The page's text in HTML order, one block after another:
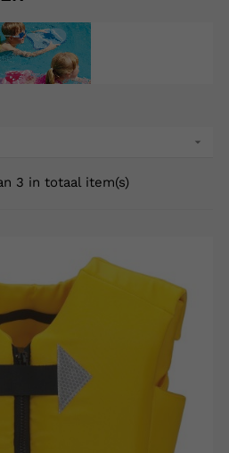

3 in totaal item(s)